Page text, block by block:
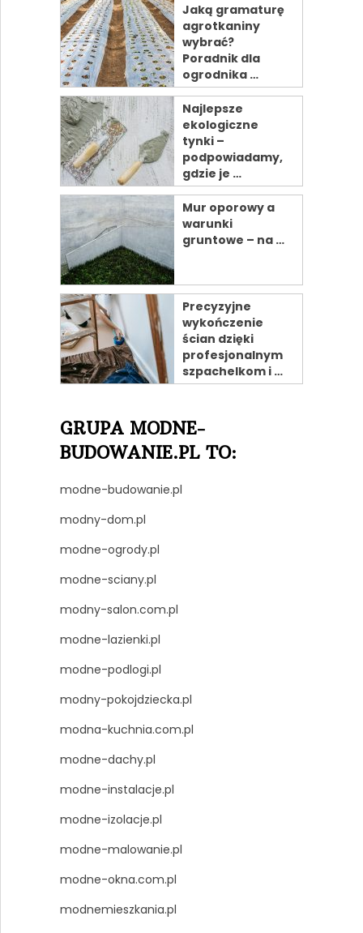
Jaką gramaturę
agrotkaniny
wybrać?
Poradnik dla
ogrodnika …
Najlepsze
ekologiczne
tynki –
podpowiadamy,
gdzie je …
Mur oporowy a
warunki
gruntowe – na …
Precyzyjne
wykończenie
ścian dzięki
profesjonalnym
szpachelkom i …
GRUPA MODNE-
BUDOWANIE.PL TO:
modne-budowanie.pl
modny-dom.pl
modne-ogrody.pl
modne-sciany.pl
modny-salon.com.pl
modne-lazienki.pl
modne-podlogi.pl
modny-pokojdziecka.pl
modna-kuchnia.com.pl
modne-dachy.pl
modne-instalacje.pl
modne-izolacje.pl
modne-malowanie.pl
modne-okna.com.pl
modnemieszkania.pl